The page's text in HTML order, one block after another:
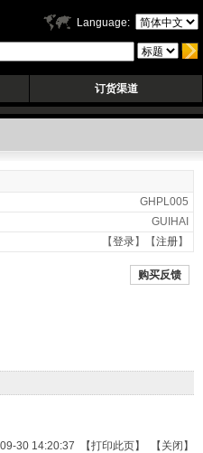
Language:
订货渠道
GHPL005
GUIHAI
【登录】【注册】
购买反馈
30 14:20:37 【打印此页】 【 关闭 】